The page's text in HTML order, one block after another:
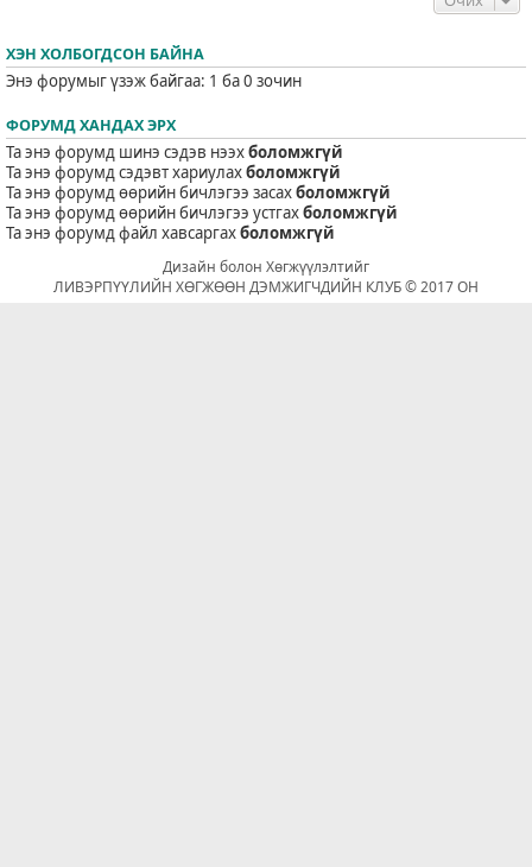
ХЭН ХОЛБОГДСОН БАЙНА
Энэ форумыг үзэж байгаа: 1 ба 0 зочин
ФОРУМД ХАНДАХ ЭРХ
Та энэ форумд шинэ сэдэв нээхболомжгүй
Та энэ форумд сэдэвт хариулахболомжгүй
Та энэ форумд өөрийн бичлэгээ засахболомжгүй
Та энэ форумд өөрийн бичлэгээ устгахболомжгүй
Та энэ форумд файл хавсаргахболомжгүй
Дизайн болон Хөгжүүлэлтийг
ЛИВЭРПҮҮЛИЙН ХӨГЖӨӨН ДЭМЖИГЧДИЙН КЛУБ © 2017 ОН